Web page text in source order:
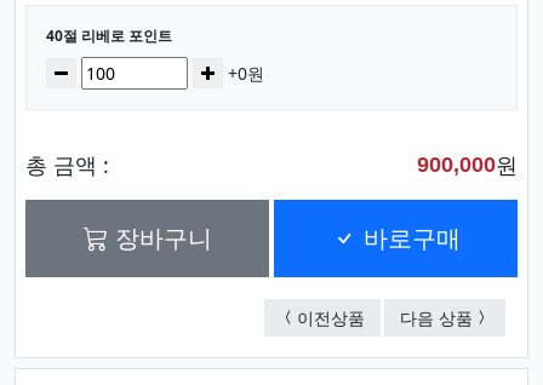
선택된 옵션
40절 리베로 포인트
수량감소 증가+0원
총 금액 : 900,000원
장바구니 바로구매
이전상품 25절 리베로 포인트
다음 상품 버팔로